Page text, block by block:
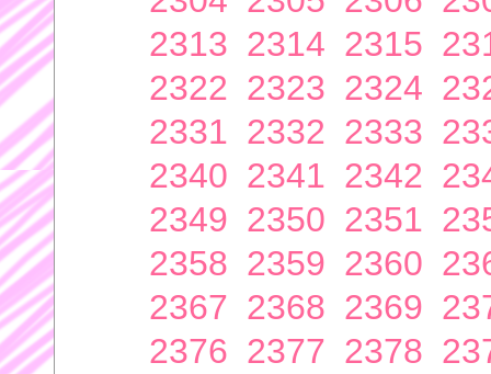
2313 2314 2315
2322 2323 2324
2331 2332 2333
2340 2341 2342
2349 2350 2351
2358 2359 2360
2367 2368 2369
2376 2377 2378